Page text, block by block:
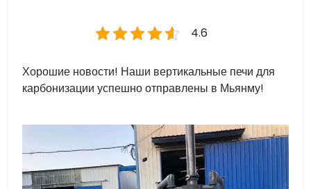
4.6
Хорошие новости! Наши вертикальные печи для
карбонизации успешно отправлены в Мьянму!